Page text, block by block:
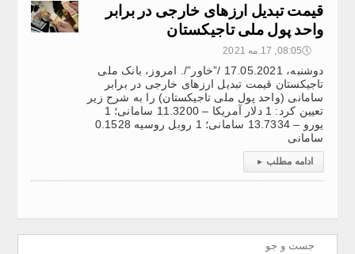
قیمت تبدیل ارزهای خارجی در برابر
واحد پول ملی تاجیکستان
🕔08:05, 17.مه 2021
دوشنبه، 17.05.2021 /”خاور”/. امروز، بانک ملی
تاجیکستان قیمت تبدیل ارزهای خارجی در برابر
سامانی (واحد پول ملی تاجیکستان) را به شرح زیر
تعیین کرد: 1 دلار آمریکا – 11.3200 سامانی؛ 1
یورو – 13.7334 سامانی؛ 1 روبل روسیه 0.1528
سامانی
ادامه مطلب ▸